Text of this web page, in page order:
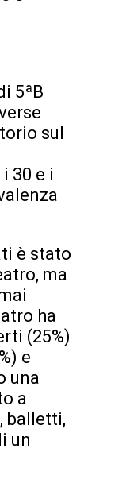
5ªB
sul
30 e i
è stato
ma
ha
(25%)
e
una
a
balletti,
un